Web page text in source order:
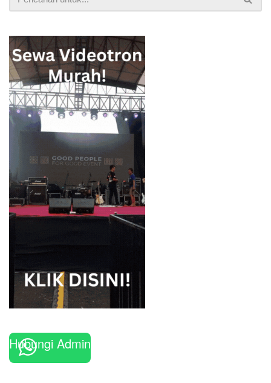
Hubungi Admin